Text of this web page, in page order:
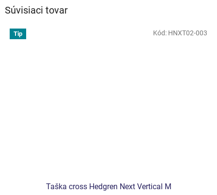
Súvisiaci tovar
Tip
Taška cross Hedgren Next Vertical M
Kód: HNXT02-003